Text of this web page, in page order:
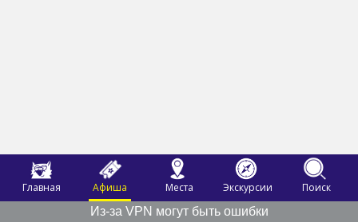
Главная Афиша Места Экскурсии
Поиск
Из-за VPN могут быть ошибки